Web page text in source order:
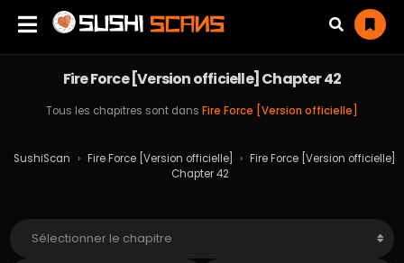
Fire Force [Version officielle] Chapter 42
Tous les chapitres sont dans Fire Force [Version officielle]
SushiScan › Fire Force [Version officielle] › Fire Force [Version officielle]
Chapter 42